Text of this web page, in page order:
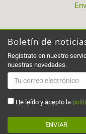
Boletín de
Regístrate en nuestro
nuestras novedades.
He leído y acepto la
ENVIAR